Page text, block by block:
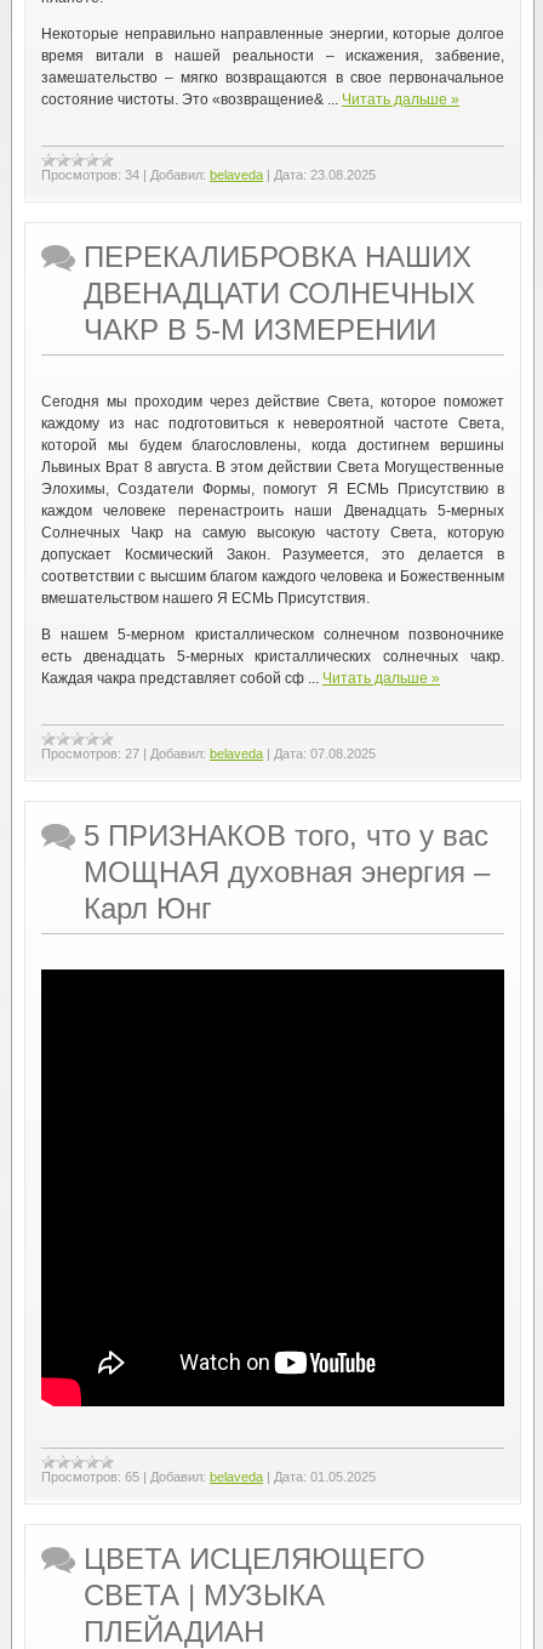
Некоторые неправильно направленные энергии, которые долгое
время витали в нашей реальности – искажения, забвение,
замешательство – мягко возвращаются в свое первоначальное
состояние чистоты. Это «возвращение& ... Читать дальше »
Просмотров: 34 | Добавил: belaveda | Дата: 23.08.2025
ПЕРЕКАЛИБРОВКА НАШИХ
ДВЕНАДЦАТИ СОЛНЕЧНЫХ
ЧАКР В 5-М ИЗМЕРЕНИИ
Сегодня мы проходим через действие Света, которое поможет
каждому из нас подготовиться к невероятной частоте Света,
которой мы будем благословлены, когда достигнем вершины
Львиных Врат 8 августа. В этом действии Света Могущественные
Элохимы, Создатели Формы, помогут Я ЕСМЬ Присутствию в
каждом человеке перенастроить наши Двенадцать 5-мерных
Солнечных Чакр на самую высокую частоту Света, которую
допускает Космический Закон. Разумеется, это делается в
соответствии с высшим благом каждого человека и Божественным
вмешательством нашего Я ЕСМЬ Присутствия.
В нашем 5-мерном кристаллическом солнечном позвоночнике
есть двенадцать 5-мерных кристаллических солнечных чакр.
Каждая чакра представляет собой сф ... Читать дальше »
Просмотров: 27 | Добавил: belaveda | Дата: 07.08.2025
5 ПРИЗНАКОВ того, что у вас
МОЩНАЯ духовная энергия –
Карл Юнг
Просмотров: 65 | Добавил: belaveda | Дата: 01.05.2025
ЦВЕТА ИСЦЕЛЯЮЩЕГО
СВЕТА | МУЗЫКА
ПЛЕЙАДИАН